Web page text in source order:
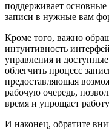
поддерживает
записи в нужные вам
Кроме того, важно
интуитивность
управления и
облегчить процесс
предоставляющая
рабочую очередь,
время и упрощает
И наконец, обратите